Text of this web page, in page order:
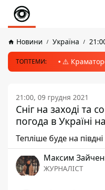
Новини Україна
ТОПТЕМИ: ⚠️
21:00, 09 грудня 2021
Сніг на заході та
погода в Україні
Тепліше буде на півдні
Максим
ЖУРНАЛІСТ